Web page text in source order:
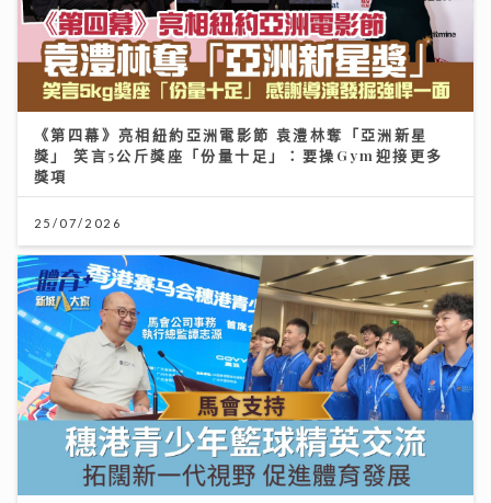
《第四幕》亮相紐約亞洲電影節 袁澧林奪「亞洲新星
獎」 笑言5公斤獎座「份量十足」：要操Gym迎接更多
獎項
25/07/2026